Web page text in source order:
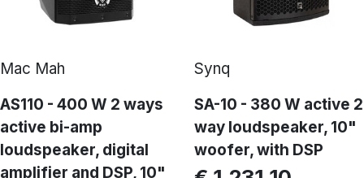
Mac Mah
AS110 - 400 W 2 ways
active bi-amp
loudspeaker, digital
amplifier and DSP, 10"
Synq
SA-10 - 380 W active 2
way loudspeaker, 10"
woofer, with DSP